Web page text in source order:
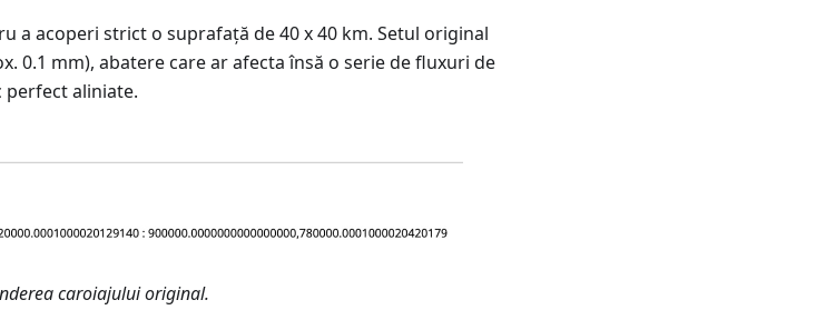
a acoperi strict o suprafață de 40 x 40 km. Setul original
0.1 mm), abatere care ar afecta însă o serie de fluxuri de
perfect aliniate.
caroiajului original.